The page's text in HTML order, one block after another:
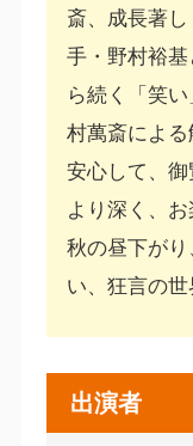
斎、成長著
手・野村裕
ら続く「笑
村萬斎によ
安心して、
より深く、お
秋の昼下が
い、狂言の世
出演者